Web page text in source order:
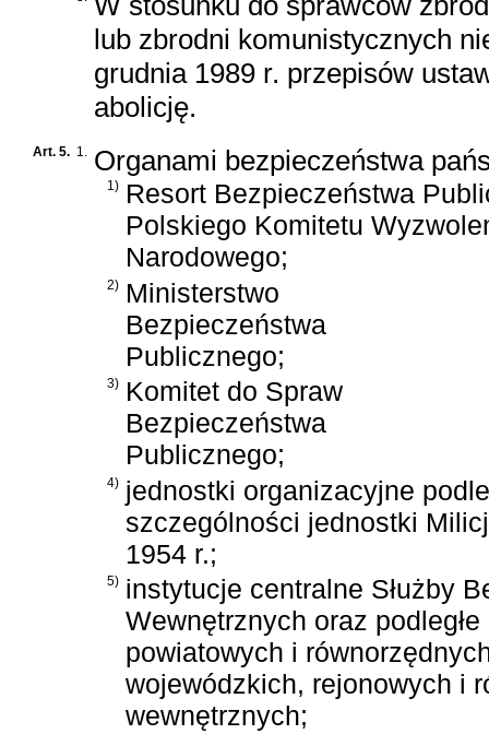
lub zbrodni komunistycznych
grudnia 1989 r. przepisów
abolicję.
Art. 5. 1. Organami bezpieczeństwa
1) Resort Bezpieczeństwa
Polskiego Komitetu
Narodowego;
2) Ministerstwo
Bezpieczeństwa
Publicznego;
3) Komitet do Spraw
Bezpieczeństwa
Publicznego;
4) jednostki organizacyjne
szczególności jednostki
1954 r.;
5) instytucje centralne Służby
Wewnętrznych oraz
powiatowych i
wojewódzkich, rejonowych i
wewnętrznych;